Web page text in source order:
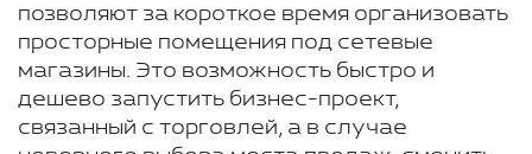
позволяют за короткое время организовать
просторные помещения под сетевые
магазины. Это возможность быстро и
дешево запустить бизнес-проект,
связанный с торговлей, а в случае